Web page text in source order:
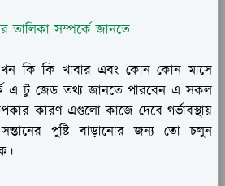
তালিকা সম্পর্কে জানতে
কি কি খাবার এবং কোন কোন মাসে
এ টু জেড তথ্য জানতে পারবেন এ সকল
কারণ এগুলো কাজে দেবে গর্ভাবস্থায়
পুষ্টি বাড়ানোর জন্য তো চলুন